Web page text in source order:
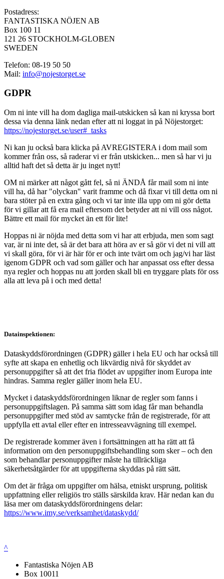
Postadress:
FANTASTISKA NÖJEN AB
Box 100 11
121 26 STOCKHOLM-GLOBEN
SWEDEN
Telefon: 08-19 50 50
Mail: info@nojestorget.se
GDPR
Om ni inte vill ha dom dagliga mail-utskicken så kan ni kryssa bort
dessa via denna länk nedan efter att ni loggat in på Nöjestorget:
https://nojestorget.se/user#_tasks
Ni kan ju också bara klicka på AVREGISTERA i dom mail som
kommer från oss, så raderar vi er från utskicken... men så har vi ju
alltid haft det så detta är ju inget nytt!
OM ni märker att något gått fel, så ni ÄNDÅ får mail som ni inte
vill ha, då har "olyckan" varit framme och då fixar vi till detta om ni
bara stöter på en extra gång och vi tar inte illa upp om ni gör detta
för vi gillar att få era mail eftersom det betyder att ni vill oss något.
Bättre ett mail för mycket än ett för lite!
Hoppas ni är nöjda med detta som vi har att erbjuda, men som sagt
var, är ni inte det, så är det bara att höra av er så gör vi det ni vill att
vi skall göra, för vi är här för er och inte tvärt om och jag/vi har läst
igenom GDPR och vad som gäller och har anpassat oss efter dessa
nya regler och hoppas nu att jorden skall bli en tryggare plats för oss
alla att leva på i och med detta!
Datainspektionen:
Dataskyddsförordningen (GDPR) gäller i hela EU och har också till
syfte att skapa en enhetlig och likvärdig nivå för skyddet av
personuppgifter så att det fria flödet av uppgifter inom Europa inte
hindras. Samma regler gäller inom hela EU.
Mycket i dataskyddsförordningen liknar de regler som fanns i
personuppgiftslagen. På samma sätt som idag får man behandla
personuppgifter med stöd av samtycke från de registrerade, för att
uppfylla ett avtal eller efter en intresseavvägning till exempel.
De registrerade kommer även i fortsättningen att ha rätt att få
information om den personuppgiftsbehandling som sker – och den
som behandlar personuppgifter måste ha tillräckliga
säkerhetsåtgärder för att uppgifterna skyddas på rätt sätt.
Om det är fråga om uppgifter om hälsa, etniskt ursprung, politisk
uppfattning eller religiös tro ställs särskilda krav. Här nedan kan du
läsa mer om dataskyddsförordningens delar:
https://www.imy.se/verksamhet/dataskydd/
^
Fantastiska Nöjen AB
Box 10011